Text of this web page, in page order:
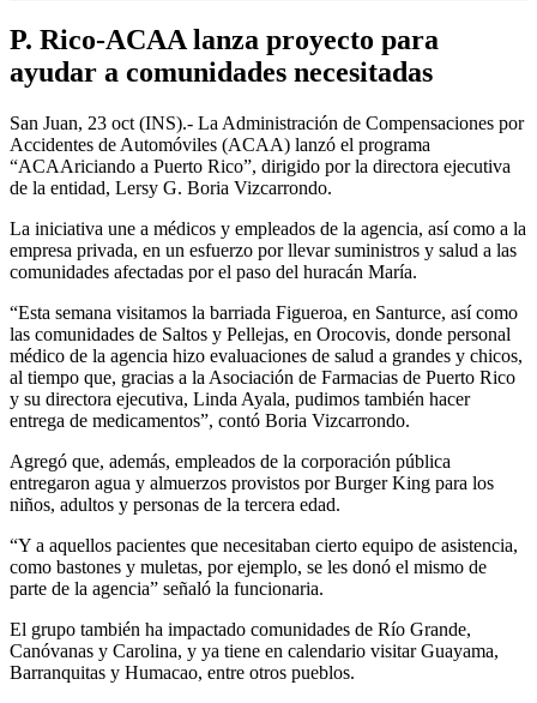
P. Rico-ACAA lanza proyecto para
ayudar a comunidades necesitadas
San Juan, 23 oct (INS).- La Administración de Compensaciones por
Accidentes de Automóviles (ACAA) lanzó el programa
“ACAAriciando a Puerto Rico”, dirigido por la directora ejecutiva
de la entidad, Lersy G. Boria Vizcarrondo.
La iniciativa une a médicos y empleados de la agencia, así como a la
empresa privada, en un esfuerzo por llevar suministros y salud a las
comunidades afectadas por el paso del huracán María.
“Esta semana visitamos la barriada Figueroa, en Santurce, así como
las comunidades de Saltos y Pellejas, en Orocovis, donde personal
médico de la agencia hizo evaluaciones de salud a grandes y chicos,
al tiempo que, gracias a la Asociación de Farmacias de Puerto Rico
y su directora ejecutiva, Linda Ayala, pudimos también hacer
entrega de medicamentos”, contó Boria Vizcarrondo.
Agregó que, además, empleados de la corporación pública
entregaron agua y almuerzos provistos por Burger King para los
niños, adultos y personas de la tercera edad.
“Y a aquellos pacientes que necesitaban cierto equipo de asistencia,
como bastones y muletas, por ejemplo, se les donó el mismo de
parte de la agencia” señaló la funcionaria.
El grupo también ha impactado comunidades de Río Grande,
Canóvanas y Carolina, y ya tiene en calendario visitar Guayama,
Barranquitas y Humacao, entre otros pueblos.